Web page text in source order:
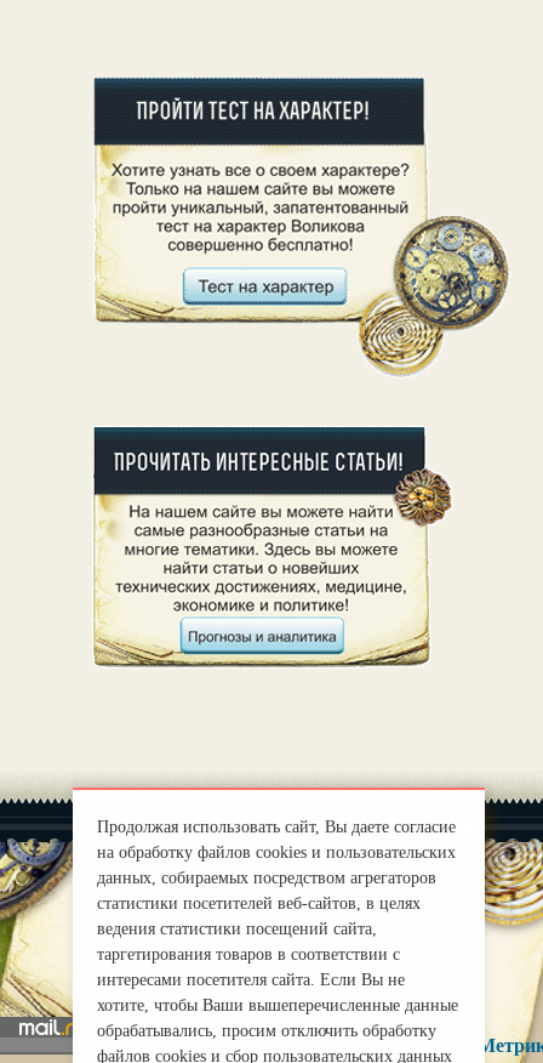
О нас |
mirprognoz@mail.ru
Продолжая использовать сайт, Вы даете согласие
на обработку файлов cookies и пользовательских
данных, собираемых посредством агрегаторов
статистики посетителей веб-сайтов, в целях
ведения статистики посещений сайта,
таргетирования товаров в соответствии с
интересами посетителя сайта. Если Вы не
хотите, чтобы Ваши вышеперечисленные данные
обрабатывались, просим отключить обработку
файлов cookies и сбор пользовательских данных